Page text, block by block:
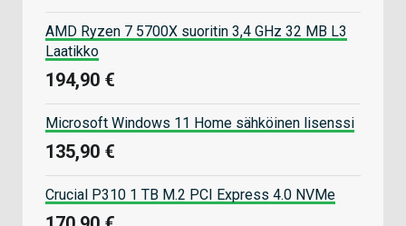
AMD Ryzen 7 5700X suoritin 3,4 GHz 32 MB L3
Laatikko
194,90 €
Microsoft Windows 11 Home sähköinen lisenssi
135,90 €
Crucial P310 1 TB M.2 PCI Express 4.0 NVMe